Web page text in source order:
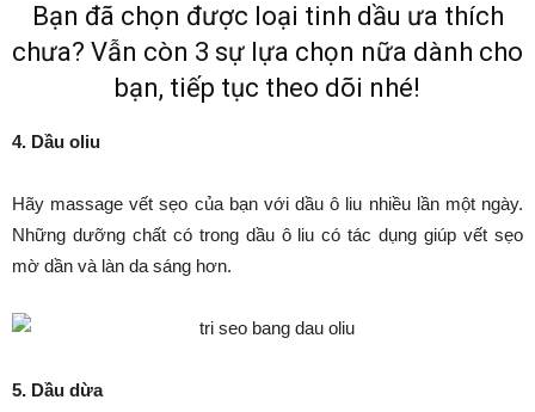
Bạn đã chọn được loại tinh dầu ưa thích
chưa? Vẫn còn 3 sự lựa chọn nữa dành cho
bạn, tiếp tục theo dõi nhé!
4. Dầu oliu
Hãy massage vết sẹo của bạn với dầu ô liu nhiều lần một ngày.
Những dưỡng chất có trong dầu ô liu có tác dụng giúp vết sẹo
mờ dần và làn da sáng hơn.
5. Dầu dừa